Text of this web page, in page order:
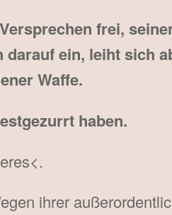
frei,
ein, leiht sich
Waffe.
haben.
ihrer